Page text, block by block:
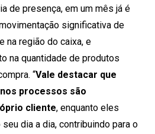
de presença, em um mês já é
significativa de
na região do caixa, e
na quantidade de produtos
“Vale destacar que
processos são
cliente, enquanto eles
dia a dia, contribuindo para o